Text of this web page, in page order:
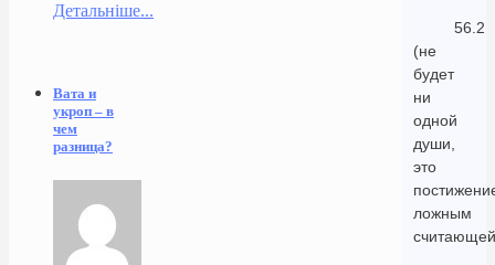
56.2
(не
будет
ни
одной
души,
это
ложным
Детальніше...
Вата и
укроп – в
чем
разница?